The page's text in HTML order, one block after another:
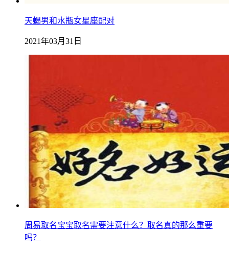
天蝎男和水瓶女星座配对
2021年03月31日
周易取名宝宝取名需要注意什么？取名真的那么重要
吗？